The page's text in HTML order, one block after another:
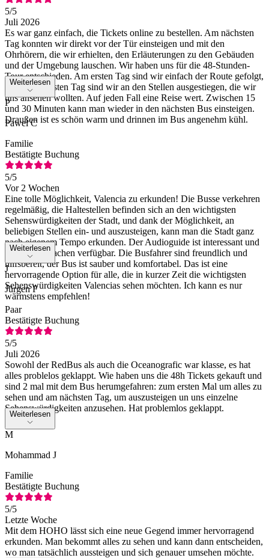
5/5
Juli 2026
Es war ganz einfach, die Tickets online zu bestellen. Am nächsten
Tag konnten wir direkt vor der Tür einsteigen und mit den
Ohrhörern, die wir erhielten, den Erläuterungen zu den Gebäuden
und der Umgebung lauschen. Wir haben uns für die 48-Stunden-
Tour entschieden. Am ersten Tag sind wir einfach der Route gefolgt,
und am nächsten Tag sind wir an den Stellen ausgestiegen, die wir
uns ansehen wollten. Auf jeden Fall eine Reise wert. Zwischen 15
und 30 Minuten kann man wieder in den nächsten Bus einsteigen.
Draußen ist es schön warm und drinnen im Bus angenehm kühl.
Weiterlesen
P
Pawel C
Familie
Bestätigte Buchung
5/5
Vor 2 Wochen
Eine tolle Möglichkeit, Valencia zu erkunden! Die Busse verkehren
regelmäßig, die Haltestellen befinden sich an den wichtigsten
Sehenswürdigkeiten der Stadt, und dank der Möglichkeit, an
beliebigen Stellen ein- und auszusteigen, kann man die Stadt ganz
nach eigenem Tempo erkunden. Der Audioguide ist interessant und
in vielen Sprachen verfügbar. Die Busfahrer sind freundlich und
hilfsbereit, der Bus ist sauber und komfortabel. Das ist eine
hervorragende Option für alle, die in kurzer Zeit die wichtigsten
Sehenswürdigkeiten Valencias sehen möchten. Ich kann es nur
wärmstens empfehlen!
Weiterlesen
J
Jürgen F
Paar
Bestätigte Buchung
5/5
Juli 2026
Sowohl der RedBus als auch die Oceanografic war klasse, es hat
alles problelos geklappt. Wie haben uns die 48h Tickets gekauft und
sind 2 mal mit dem Bus herumgefahren: zum ersten Mal um alles zu
sehen und am nächsten Tag, um auszusteigen un uns einzelne
Sehenswürdigkeiten anzusehen. Hat problemlos geklappt.
Weiterlesen
M
Mohammad J
Familie
Bestätigte Buchung
5/5
Letzte Woche
Mit dem HOHO lässt sich eine neue Gegend immer hervorragend
erkunden. Man bekommt alles zu sehen und kann dann entscheiden,
wo man tatsächlich aussteigen und sich genauer umsehen möchte.